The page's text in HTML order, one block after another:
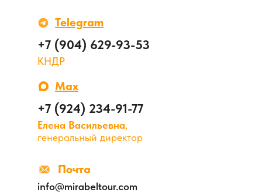
Telegram
+7 (904) 629-93-53
КНДР
Почта
+7 (924) 234-91-77
info@mirabeltour.com
Елена Васильевна,
генеральный директор
Max